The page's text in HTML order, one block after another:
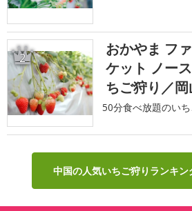
2
おかやま フ
ケット ノー
ちご狩り／
50分食べ放題のいち
中国の人気いちご狩りランキン